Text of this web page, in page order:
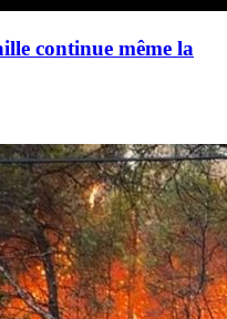
continue même la